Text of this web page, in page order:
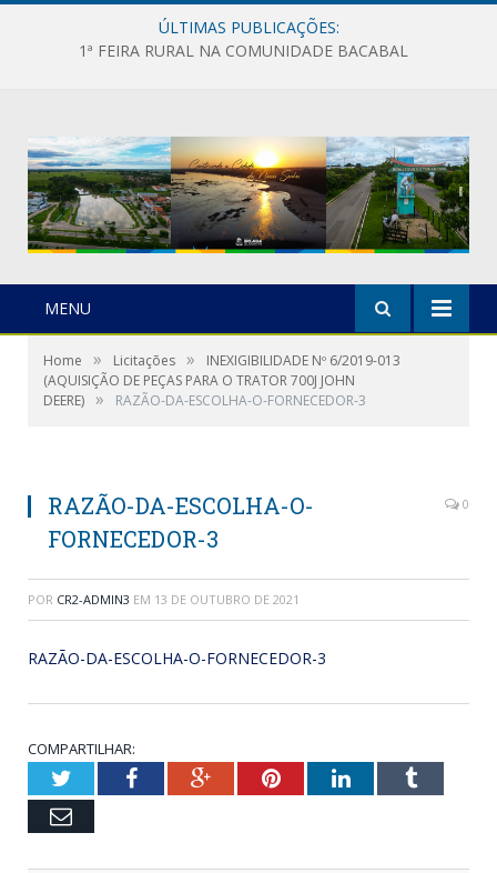
ÚLTIMAS PUBLICAÇÕES:
1ª FEIRA RURAL NA COMUNIDADE BACABAL
MENU
Home » Licitações »
INEXIGIBILIDADE Nº 6/2019-013
(AQUISIÇÃO DE PEÇAS PARA O TRATOR 700J JOHN
DEERE) » RAZÃO-DA-ESCOLHA-O-FORNECEDOR-3
RAZÃO-DA-ESCOLHA-O-
FORNECEDOR-3
0
POR CR2-ADMIN3 EM 13 DE OUTUBRO DE 2021
RAZÃO-DA-ESCOLHA-O-FORNECEDOR-3
COMPARTILHAR:
TwitterFacebookGoogle+PinterestLinkedInTumblr
Email